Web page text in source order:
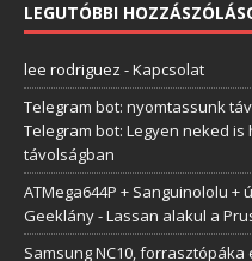
LEGUTÓBBI
lee rodriguez -Kapcsolat
Telegram bot: nyomtassunk
Telegram bot: Legyen neked
távolságban
ATMega644P + Sanguinololu +
Geeklány-Lassan alakul a
Samsung NC10,